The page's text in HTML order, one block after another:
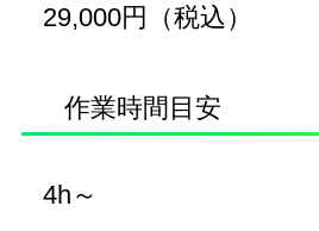
29,000円（税込）
作業時間目安
4h～